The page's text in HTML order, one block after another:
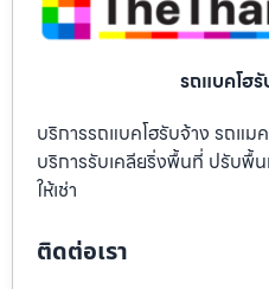
รถแบคโฮ
บริการรถแบคโฮรับจ้าง รถแม
บริการรับเคลียริ่งพื้นที่ ปรับพื้
ให้เช่า
ติดต่อเรา